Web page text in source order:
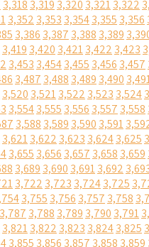
3,318 3,319 3,320 3,3213,322
3,352 3,353 3,3543,355 3,356
3,386 3,387 3,388 3,389
3,419 3,420 3,4213,422 3,423
3,453 3,4543,455 3,456 3,457
3,487 3,488 3,489 3,490
3,520 3,5213,522 3,523 3,524
3,5543,555 3,556 3,557 3,558
3,588 3,589 3,590 3,591
3,6213,622 3,623 3,6243,625
3,655 3,656 3,657 3,658 3,659
3,689 3,690 3,6913,692
3,722 3,723 3,7243,725
3,755 3,756 3,757 3,758
3,787 3,788 3,789 3,790 3,791
3,8213,822 3,823 3,8243,825
3,855 3,856 3,857 3,858 3,859